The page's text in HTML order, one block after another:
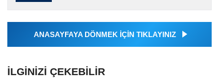
tarafından geçilen tüm...
ANASAYFAYA DÖNMEK İÇİN TIKLAYINIZ
İLGINIZI ÇEKEBILIR